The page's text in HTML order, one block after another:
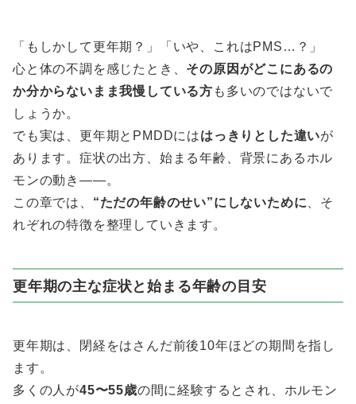
「もしかして更年期？」「いや、これはPMS…？」
心と体の不調を感じたとき、 その原因がどこにあるの
か分からないまま我慢している方 も多いのではないで
しょうか。
でも実は、更年期とPMDDにははっきりとした違いが
あります。症状の出方、始まる年齢、背景にあるホル
モンの動き——。
この章では、 “ただの年齢のせい”にしないために 、そ
れぞれの特徴を整理していきます。
更年期の主な症状と始まる年齢の目安
更年期は、閉経をはさんだ前後10年ほどの期間を指し
ます。
多くの人が45〜55歳の間に経験するとされ、ホルモン